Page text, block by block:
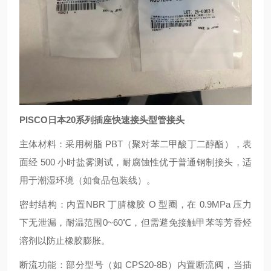
PISCO日本20系列插座快速接头型管接头
主体材料：采用树脂 PBT（聚对苯二甲酸丁二醇酯），表
面经 500 小时盐雾测试，耐腐蚀性优于普通钢制接头，适
用于潮湿环境（如食品包装线）。
密封结构：内置NBR 丁腈橡胶 O 型圈，在 0.9MPa 压力
下无泄漏，耐温范围0~60℃，但需避免接触甲苯等芳香烃
溶剂以防止橡胶膨胀。
断流功能：部分型号（如 CPS20-8B）内置断流阀，当插